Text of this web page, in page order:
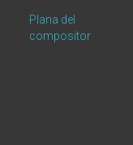
Plana del
compositor